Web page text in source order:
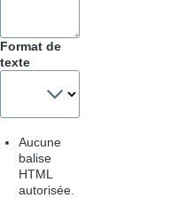
Format de
texte
Aucune
balise
HTML
autorisée.